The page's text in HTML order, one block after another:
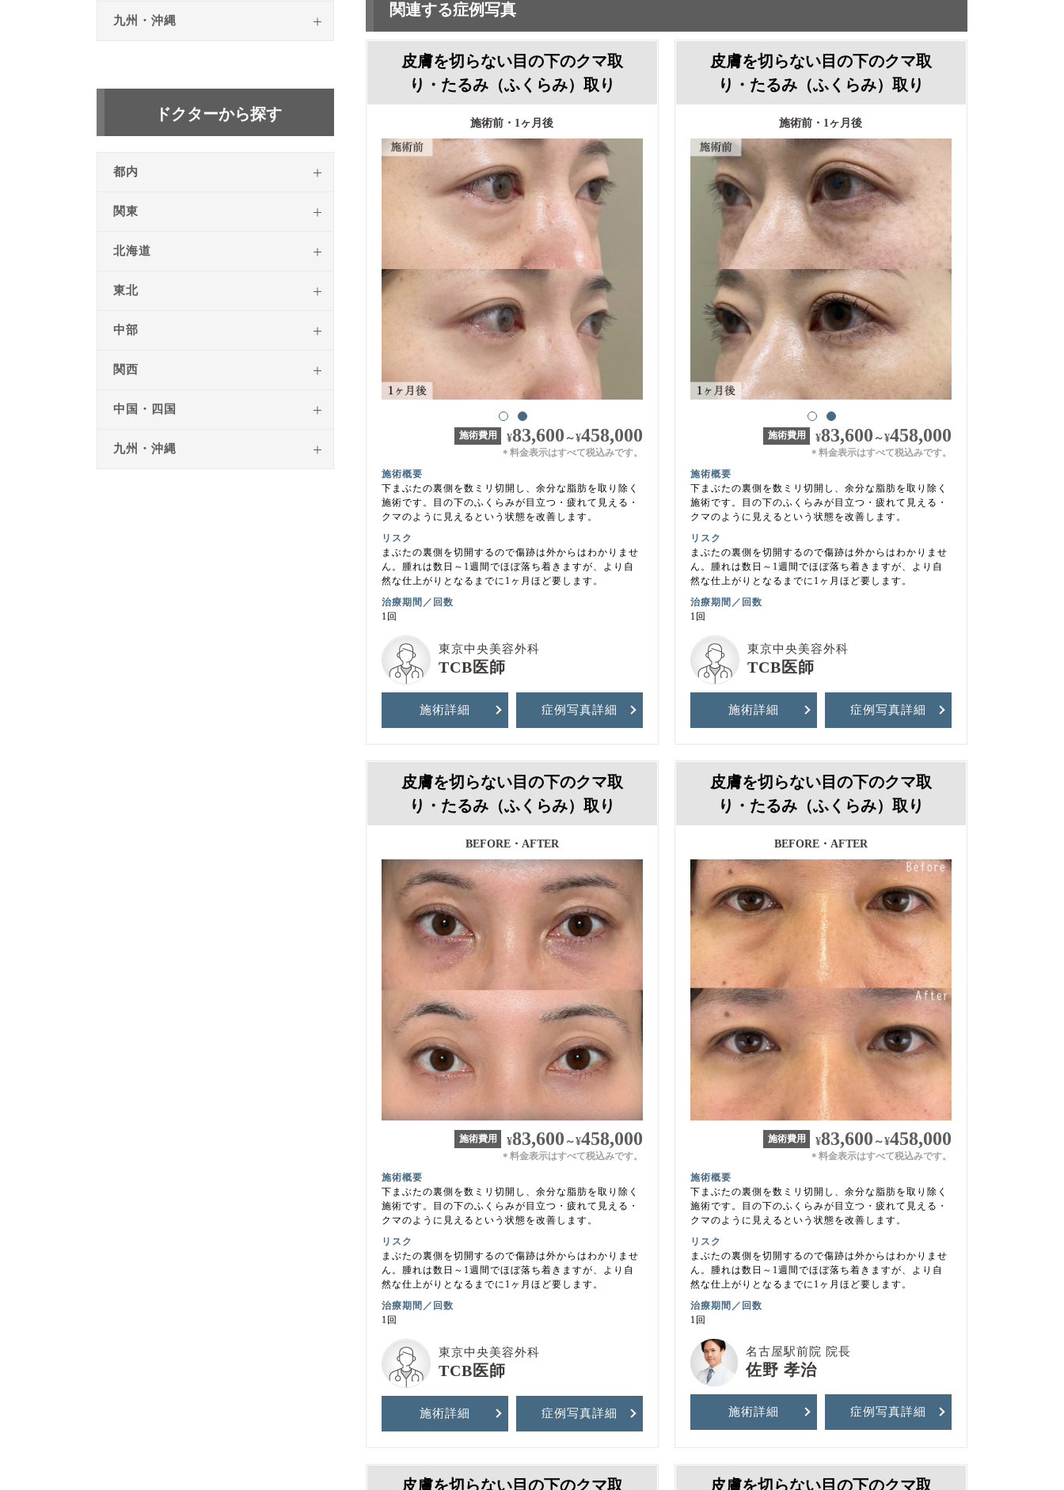
九州・沖縄
ドクターから探す
都内
関東
北海道
東北
中部
関西
中国・四国
九州・沖縄
関連する症例写真
皮膚を切らない目の下のクマ取
り・たるみ（ふくらみ）取り
施術前・1ヶ月後
施術費用 ¥83,600 ～¥458,000
＊ 料金表示はすべて税込みです。
施術概要
下まぶたの裏側を数ミリ切開し、余分な脂肪を取り除く
施術です。目の下のふくらみが目立つ・疲れて見える・
クマのように見えるという状態を改善します。
リスク
まぶたの裏側を切開するので傷跡は外からはわかりませ
ん。腫れは数日～1週間でほぼ落ち着きますが、より自
然な仕上がりとなるまでに1ヶ月ほど要します。
治療期間／回数
1回
東京中央美容外科
TCB医師
施術詳細 症例写真詳細
皮膚を切らない目の下のクマ取
り・たるみ（ふくらみ）取り
施術前・1ヶ月後
施術費用 ¥83,600 ～¥458,000
＊ 料金表示はすべて税込みです。
施術概要
下まぶたの裏側を数ミリ切開し、余分な脂肪を取り除く
施術です。目の下のふくらみが目立つ・疲れて見える・
クマのように見えるという状態を改善します。
リスク
まぶたの裏側を切開するので傷跡は外からはわかりませ
ん。腫れは数日～1週間でほぼ落ち着きますが、より自
然な仕上がりとなるまでに1ヶ月ほど要します。
治療期間／回数
1回
東京中央美容外科
TCB医師
施術詳細 症例写真詳細
皮膚を切らない目の下のクマ取
り・たるみ（ふくらみ）取り
BEFORE・AFTER
施術費用 ¥83,600 ～¥458,000
＊ 料金表示はすべて税込みです。
施術概要
下まぶたの裏側を数ミリ切開し、余分な脂肪を取り除く
施術です。目の下のふくらみが目立つ・疲れて見える・
クマのように見えるという状態を改善します。
リスク
まぶたの裏側を切開するので傷跡は外からはわかりませ
ん。腫れは数日～1週間でほぼ落ち着きますが、より自
然な仕上がりとなるまでに1ヶ月ほど要します。
治療期間／回数
1回
東京中央美容外科
TCB医師
施術詳細 症例写真詳細
皮膚を切らない目の下のクマ取
り・たるみ（ふくらみ）取り
BEFORE・AFTER
施術費用 ¥83,600 ～¥458,000
＊ 料金表示はすべて税込みです。
施術概要
下まぶたの裏側を数ミリ切開し、余分な脂肪を取り除く
施術です。目の下のふくらみが目立つ・疲れて見える・
クマのように見えるという状態を改善します。
リスク
まぶたの裏側を切開するので傷跡は外からはわかりませ
ん。腫れは数日～1週間でほぼ落ち着きますが、より自
然な仕上がりとなるまでに1ヶ月ほど要します。
治療期間／回数
1回
名古屋駅前院 院長
佐野 孝治
施術詳細 症例写真詳細
皮膚を切らない目の下のクマ取 皮膚を切らない目の下のクマ取